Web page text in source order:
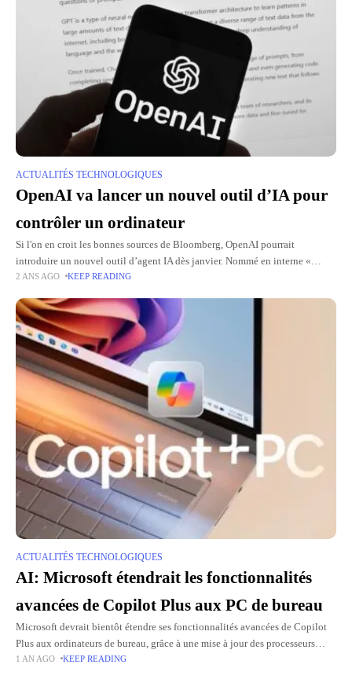
ACTUALITÉS TECHNOLOGIQUES
OpenAI va lancer un nouvel outil d’IA pour
contrôler un ordinateur
Si l'on en croit les bonnes sources de Bloomberg, OpenAI pourrait
introduire un nouvel outil d’agent IA dès janvier. Nommé en interne «
Opérateur » (un nom de code temporaire),
2 ANS AGO KEEP READING
ACTUALITÉS TECHNOLOGIQUES
AI: Microsoft étendrait les fonctionnalités
avancées de Copilot Plus aux PC de bureau
Microsoft devrait bientôt étendre ses fonctionnalités avancées de Copilot
Plus aux ordinateurs de bureau, grâce à une mise à jour des processeurs
Intel Arrow Lake (prévue pour la fin de
1 AN AGO KEEP READING